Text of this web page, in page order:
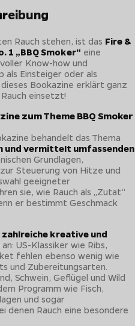
Rauch stehen, ist das Fire &
1 „BBQ Smoker“ eine
Know-how und
als Einsteiger oder als
Bookazine erklärt ganz
einsetzt!
zum Theme BBQ Smoker
behandelt das Thema
und vermittelt umfassenden
Grundlagen,
Steuerung von Hitze und
geeigneter
sie, wie Rauch als „Zutat“
er bestimmt Geschmack
zahlreiche kreative und
an: US-Klassiker wie Ribs,
fehlen ebenso wenig wie
und Zubereitungsarten.
Schwein, Geflügel und Wild
Programm wie Fisch,
und sogar
denen Rauch eine besondere